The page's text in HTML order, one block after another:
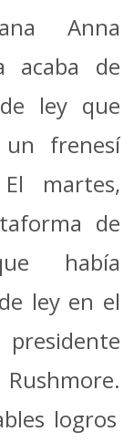
Anna
acaba de
ley que
un frenesí
El martes,
de
había
ley en el
logros